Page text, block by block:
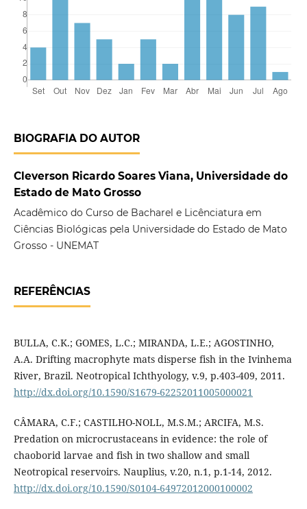
BIOGRAFIA DO AUTOR
Cleverson Ricardo Soares Viana, Universidade do
Estado de Mato Grosso
Acadêmico do Curso de Bacharel e Licênciatura em
Ciências Biológicas pela Universidade do Estado de Mato
Grosso - UNEMAT
REFERÊNCIAS
BULLA, C.K.; GOMES, L.C.; MIRANDA, L.E.; AGOSTINHO,
A.A. Drifting macrophyte mats disperse fish in the Ivinhema
River, Brazil. Neotropical Ichthyology, v.9, p.403-409, 2011.
http://dx.doi.org/10.1590/S1679-62252011005000021
CÂMARA, C.F.; CASTILHO-NOLL, M.S.M.; ARCIFA, M.S.
Predation on microcrustaceans in evidence: the role of
chaoborid larvae and fish in two shallow and small
Neotropical reservoirs. Nauplius, v.20, n.1, p.1-14, 2012.
http://dx.doi.org/10.1590/S0104-64972012000100002